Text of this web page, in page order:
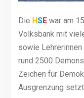
Die HSEwar am
Volksbank mit
sowie
rund 2500
Zeichen für
Ausgrenzung